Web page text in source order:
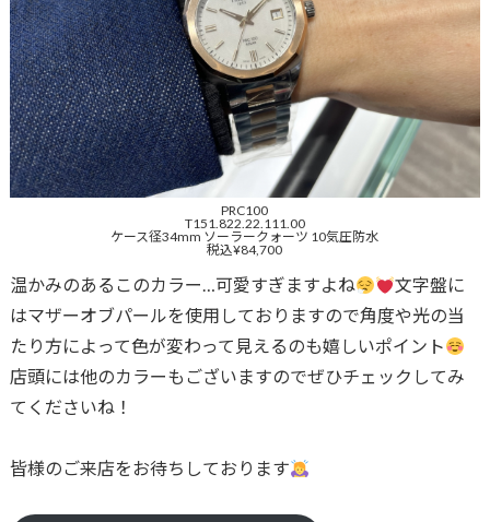
PRC100
T151.822.22.111.00
ケース径34mm ソーラークォーツ 10気圧防水
税込¥84,700
温かみのあるこのカラー…可愛すぎますよね
文字盤に
はマザーオブパールを使用しておりますので角度や光の当
たり方によって色が変わって見えるのも嬉しいポイント
店頭には他のカラーもございますのでぜひチェックしてみ
てくださいね！
皆様のご来店をお待ちしております